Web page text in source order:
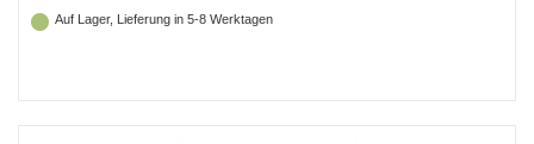
Auf Lager, Lieferung in 5-8 Werktagen